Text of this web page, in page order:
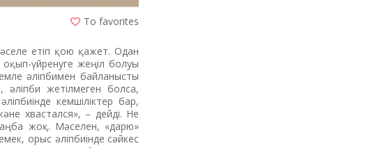
To favorites
етіп қою қажет. Одан
оқып-үйренуге жеңіл болуы
әліпбимен байланысты
жетілмеген болса,
кемшіліктер бар,
хвастался», – дейді. Не
жоқ. Мәселен, «дарю»
орыс әліпбиінде сәйкес